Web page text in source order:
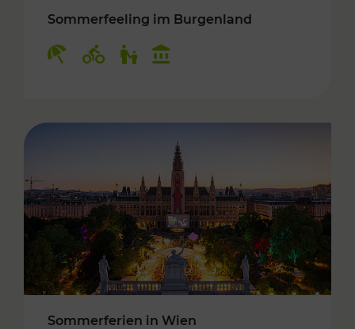
Sommerfeeling im Burgenland
Sommerferien in Wien